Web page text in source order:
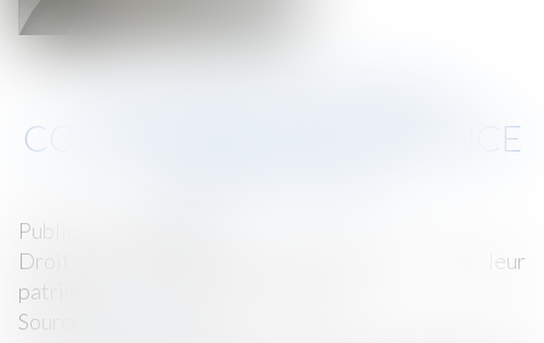
CORRESPOND UNE CRÉANCE
Publié le :
Droit de la famille, des personnes et de leur
patrimoine
Source :